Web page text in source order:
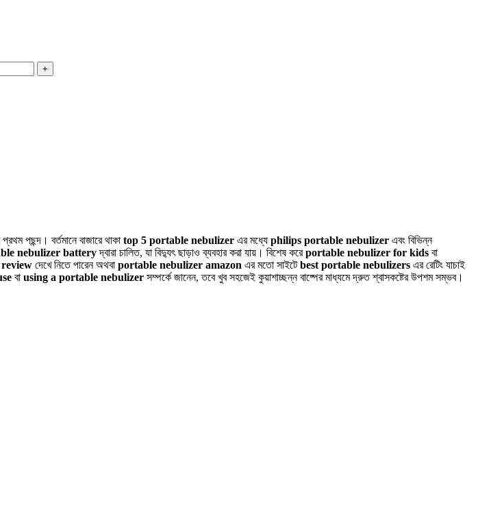
পছন্দ। বর্তমানে বাজারে থাকা top 5 portable nebulizer এর মধ্যে philips portable nebulizer এবং বিভিন্ন
nebulizer batteryদ্বারা চালিত, যা বিদ্যুৎ ছাড়াও ব্যবহার করা যায়। বিশেষ করেportable nebulizer for kids বা
দেখে নিতে পারেন অথবা portable nebulizer amazon এর মতো সাইটেbest portable nebulizers এর রেটিং যাচাই
বা using a portable nebulizer সম্পর্কে জানেন, তবে খুব সহজেই কুয়াশাচ্ছন্ন বাষ্পের মাধ্যমে দ্রুত শ্বাসকষ্টের উপশম সম্ভব।